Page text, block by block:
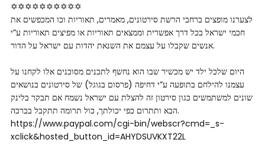
✡✡✡✡✡✡­­✡✡✡✡
לצערנו מופצים ברחבי הרשת סירטונים, מאמרים, תאוריות וכו המכפשים את
חכמי ישראל בכל דרך אפשרית וממצאים תאוריות או מפיצים תאוריות ע”י
אנשים שקבלו על עצמם את השנאת יהדות עם ישראל על הדור.
היום שלכל ילד יש מכשיר שבו הוא נחשף לתכנים מסוכנים אלו לקחנו על
עצמנו להילחם בתופעה ע”י דחיפה (פרסום בגוגל) של סירטונים בנושאים
שונים למשתמשים כגון סירטון זה להצלת עם ישראל נשמח אם תבקר בלינק
הבא ותתרום כפי יכולתך, כול תרומה תתקבל בברכה.
https://www.paypal.com/cgi-bin/webscr?cmd=_s-
xclick&hosted_button_id=AHYDSUVKXT22L